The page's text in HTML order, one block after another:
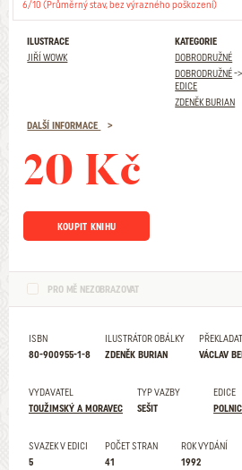
6/10 (Průměrný stav, bez výrazného poškození)
ILUSTRACE
JIŘÍ WOWK
KATEGORIE
DOBRODRUŽNÉ
DOBRODRUŽNÉ-
EDICE
ZDENĚK BURIAN
DALŠÍ INFORMACE
20 Kč
KOUPIT KNIHU
PRO MĚ NEZOBRAZOVAT
ISBN
80-900955-1-8
ILUSTRÁTOR OBÁLKY
ZDENĚK BURIAN
VÁCLAV
VYDAVATEL
TOUŽIMSKÝ A MORAVEC
TYP VAZBY
SEŠIT
EDICE
SVAZEK V EDICI
5
POČET STRAN
41
ROK VYDÁNÍ
1992